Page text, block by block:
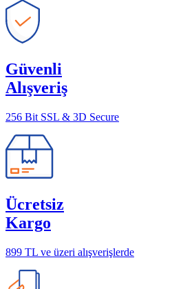
Güvenli
Alışveriş
256 Bit SSL & 3D Secure
Ücretsiz
Kargo
899 TL ve üzeri alışverişlerde